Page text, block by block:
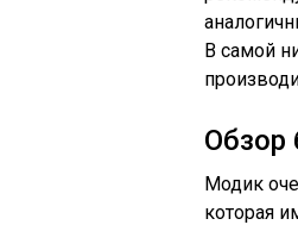
В самой
Обзор
Модик
которая